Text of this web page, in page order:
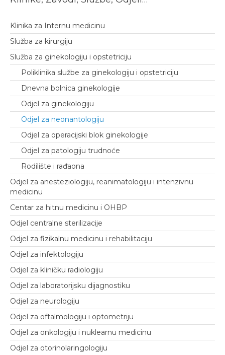
Klinika za Internu medicinu
Služba za kirurgiju
Služba za ginekologiju i opstetriciju
Poliklinika službe za ginekologiju i opstetriciju
Dnevna bolnica ginekologije
Odjel za ginekologiju
Odjel za neonantologiju
Odjel za operacijski blok ginekologije
Odjel za patologiju trudnoće
Rodilište i rađaona
Odjel za anesteziologiju, reanimatologiju i intenzivnu
medicinu
Centar za hitnu medicinu i OHBP
Odjel centralne sterilizacije
Odjel za fizikalnu medicinu i rehabilitaciju
Odjel za infektologiju
Odjel za kliničku radiologiju
Odjel za laboratorijsku dijagnostiku
Odjel za neurologiju
Odjel za oftalmologiju i optometriju
Odjel za onkologiju i nuklearnu medicinu
Odjel za otorinolaringologiju